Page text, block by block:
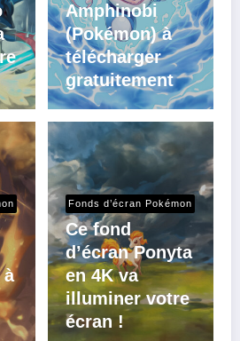
Amphinobi
(Pokémon) à
télécharger
gratuitement
à
Fonds d’écran Pokémon
Ce fond
d’écran Ponyta
en 4K va
illuminer votre
écran !